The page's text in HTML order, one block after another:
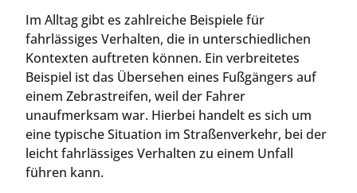
Im Alltag gibt es zahlreiche Beispiele für
fahrlässiges Verhalten, die in unterschiedlichen
Kontexten auftreten können. Ein verbreitetes
Beispiel ist das Übersehen eines Fußgängers auf
einem Zebrastreifen, weil der Fahrer
unaufmerksam war. Hierbei handelt es sich um
eine typische Situation im Straßenverkehr, bei der
leicht fahrlässiges Verhalten zu einem Unfall
führen kann.